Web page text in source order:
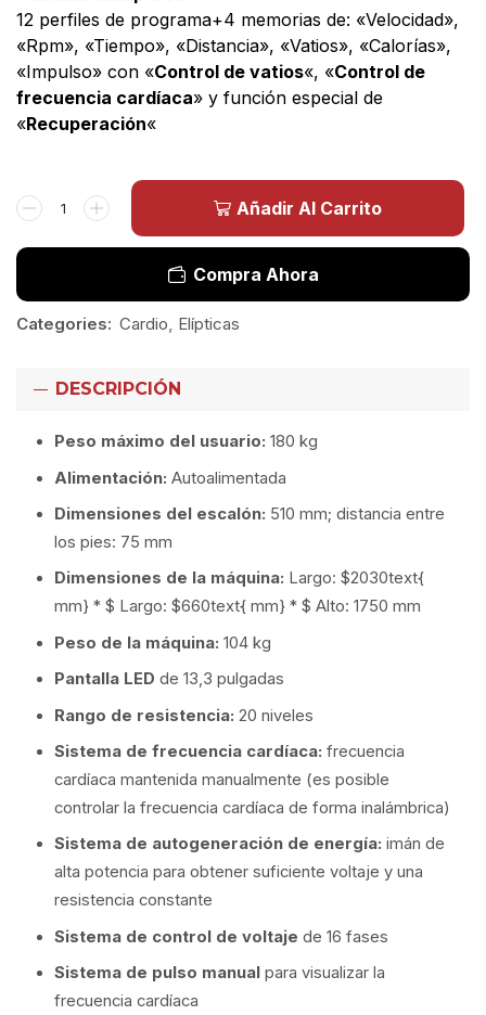
12 perfiles de programa+4 memorias de: «Velocidad»,
«Rpm», «Tiempo», «Distancia», «Vatios», «Calorías»,
«Impulso» con «Control de vatios«, «Control de
frecuencia cardíaca» y función especial de
«Recuperación«
Añadir Al Carrito
Compra Ahora
Categories: Cardio, Elípticas
DESCRIPCIÓN
Peso máximo del usuario: 180 kg
Alimentación: Autoalimentada
Dimensiones del escalón: 510 mm; distancia entre
los pies: 75 mm
Dimensiones de la máquina: Largo: $2030text{
mm} * $ Largo: $660text{ mm} * $ Alto: 1750 mm
Peso de la máquina: 104 kg
Pantalla LED de 13,3 pulgadas
Rango de resistencia: 20 niveles
Sistema de frecuencia cardíaca: frecuencia
cardíaca mantenida manualmente (es posible
controlar la frecuencia cardíaca de forma inalámbrica)
Sistema de autogeneración de energía: imán de
alta potencia para obtener suficiente voltaje y una
resistencia constante
Sistema de control de voltaje de 16 fases
Sistema de pulso manual para visualizar la
frecuencia cardíaca